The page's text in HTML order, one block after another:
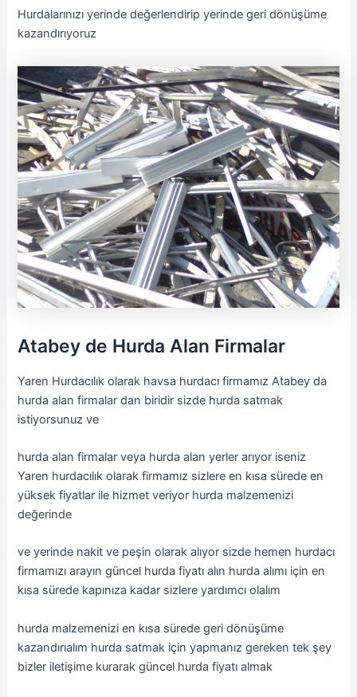
Hurdalarınızı yerinde değerlendirip yerinde geri dönüşüme
kazandırıyoruz
Atabey de Hurda Alan Firmalar
Yaren Hurdacılık olarak havsa hurdacı firmamız Atabey da
hurda alan firmalar dan biridir sizde hurda satmak
istiyorsunuz ve
hurda alan firmalar veya hurda alan yerler arıyor iseniz
Yaren hurdacılık olarak firmamız sizlere en kısa sürede en
yüksek fiyatlar ile hizmet veriyor hurda malzemenizi
değerinde
ve yerinde nakit ve peşin olarak alıyor sizde hemen hurdacı
firmamızı arayın güncel hurda fiyatı alın hurda alımı için en
kısa sürede kapınıza kadar sizlere yardımcı olalım
hurda malzemenizi en kısa sürede geri dönüşüme
kazandırıalım hurda satmak için yapmanız gereken tek şey
bizler iletişime kurarak güncel hurda fiyatı almak